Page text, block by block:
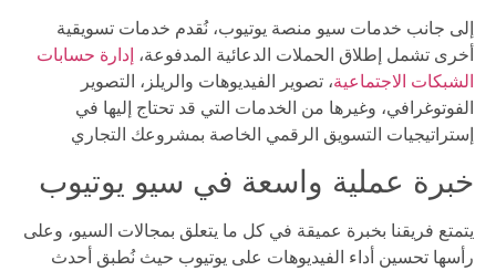
إلى جانب خدمات سيو منصة يوتيوب، نُقدم خدمات تسويقية
أخرى تشمل إطلاق الحملات الدعائية المدفوعة، إدارة حسابات
الشبكات الاجتماعية، تصوير الفيديوهات والريلز، التصوير
الفوتوغرافي، وغيرها من الخدمات التي قد تحتاج إليها في
إستراتيجيات التسويق الرقمي الخاصة بمشروعك التجاري
خبرة عملية واسعة في سيو يوتيوب
يتمتع فريقنا بخبرة عميقة في كل ما يتعلق بمجالات السيو، وعلى
رأسها تحسين أداء الفيديوهات على يوتيوب حيث نُطبق أحدث